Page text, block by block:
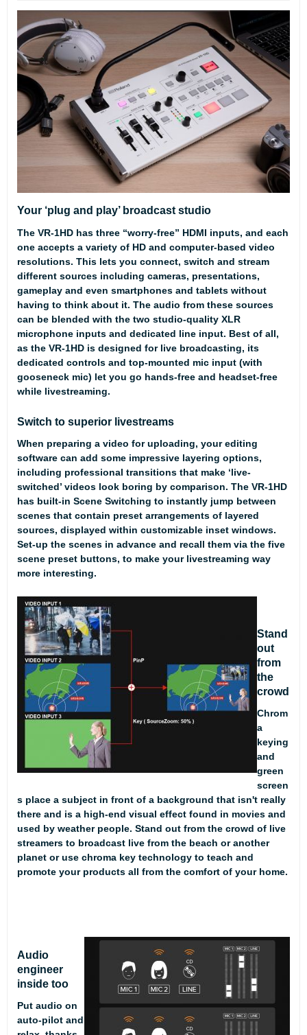
Your ‘plug and play’ broadcast studio
The VR-1HD has three “worry-free” HDMI inputs, and each
one accepts a variety of HD and computer-based video
resolutions. This lets you connect, switch and stream
different sources including cameras, presentations,
gameplay and even smartphones and tablets without
having to think about it. The audio from these sources
can be blended with the two studio-quality XLR
microphone inputs and dedicated line input. Best of all,
as the VR-1HD is designed for live broadcasting, its
dedicated controls and top-mounted mic input (with
gooseneck mic) let you go hands-free and headset-free
while livestreaming.
Switch to superior livestreams
When preparing a video for uploading, your editing
software can add some impressive layering options,
including professional transitions that make ‘live-
switched’ videos look boring by comparison. The VR-1HD
has built-in Scene Switching to instantly jump between
scenes that contain preset arrangements of layered
sources, displayed within customizable inset windows.
Set-up the scenes in advance and recall them via the five
scene preset buttons, to make your livestreaming way
more interesting.
Stand
out
from
the
crowd
Chrom
a
keying
and
green
screen
s place a subject in front of a background that isn't really
there and is a high-end visual effect found in movies and
used by weather people. Stand out from the crowd of live
streamers to broadcast live from the beach or another
planet or use chroma key technology to teach and
promote your products all from the comfort of your home.
Audio
engineer
inside too
Put audio on
auto-pilot and